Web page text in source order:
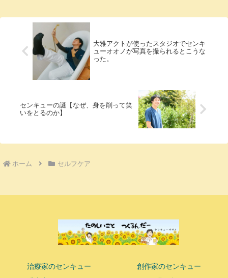
大雅アクトが使ったスタジオでセンキ
ューオオノが写真を撮られるとこうな
った。
センキューの謎【なぜ、身を削って笑
いをとるのか】
ホーム セルフケア
治療家のセンキュー
創作家のセンキュー